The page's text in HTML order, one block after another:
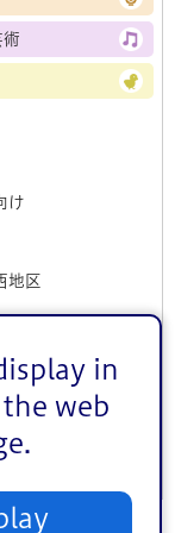
in
web
術
け
地区